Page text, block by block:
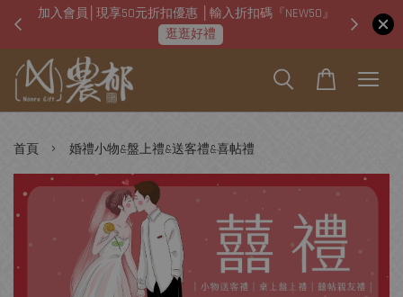
加入會員│現享50元折扣優惠 │輸入折扣碼『NEW50』
逛逛好禮
即日
首頁 › 婚禮小物&盤上禮&送客禮&喜帖禮